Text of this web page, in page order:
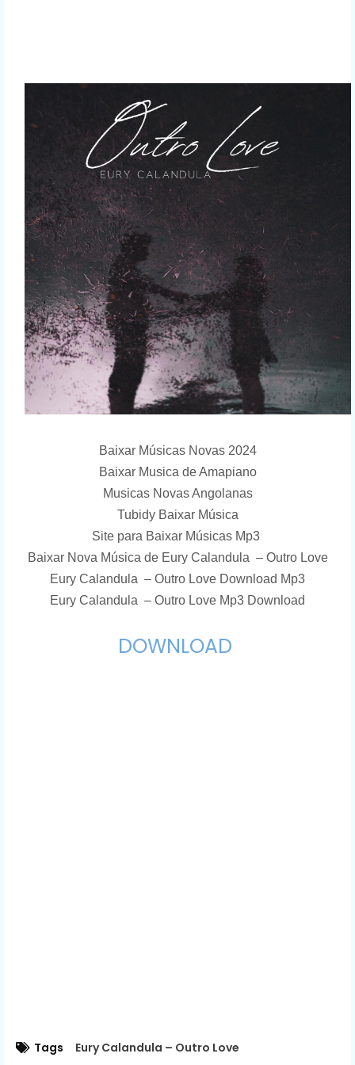
Baixar Músicas Novas 2024
Baixar Musica de Amapiano
Musicas Novas Angolanas
Tubidy Baixar Música
Site para Baixar Músicas Mp3
Baixar Nova Música de Eury Calandula – Outro Love
Eury Calandula – Outro Love Download Mp3
Eury Calandula – Outro Love Mp3 Download
DOWNLOAD
Tags Eury Calandula – Outro Love